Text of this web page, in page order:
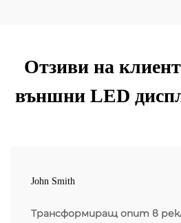
Отзиви на
външни LED
John Smith
Трансформиращ опит в